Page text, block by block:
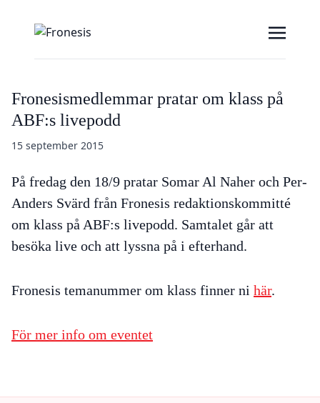
Fronesismedlemmar pratar om klass på
ABF:s livepodd
15 september 2015
På fredag den 18/9 pratar Somar Al Naher och Per-
Anders Svärd från Fronesis redaktionskommitté
om klass på ABF:s livepodd. Samtalet går att
besöka live och att lyssna på i efterhand.
Fronesis temanummer om klass finner ni här.
För mer info om eventet